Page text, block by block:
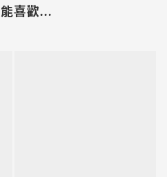
喜歡...